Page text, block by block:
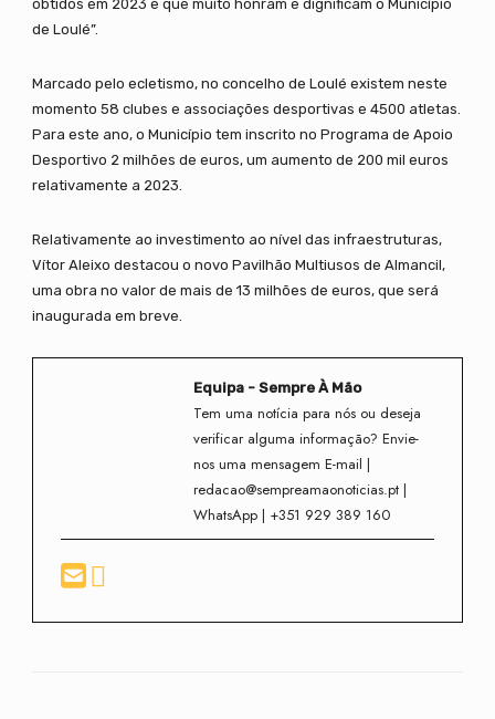
obtidos em 2023 e que muito honram e dignificam o Município
de Loulé”.
Marcado pelo ecletismo, no concelho de Loulé existem neste
momento 58 clubes e associações desportivas e 4500 atletas.
Para este ano, o Município tem inscrito no Programa de Apoio
Desportivo 2 milhões de euros, um aumento de 200 mil euros
relativamente a 2023.
Relativamente ao investimento ao nível das infraestruturas,
Vítor Aleixo destacou o novo Pavilhão Multiusos de Almancil,
uma obra no valor de mais de 13 milhões de euros, que será
inaugurada em breve.
Equipa - Sempre À Mão
Tem uma notícia para nós ou deseja
verificar alguma informação? Envie-
nos uma mensagem E-mail |
redacao@sempreamaonoticias.pt |
WhatsApp | +351 929 389 160